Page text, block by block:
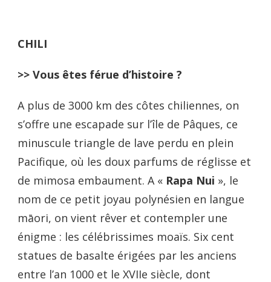
CHILI
>> Vous êtes férue d’histoire ?
A plus de 3000 km des côtes chiliennes, on
s’offre une escapade sur l’île de Pâques, ce
minuscule triangle de lave perdu en plein
Pacifique, où les doux parfums de réglisse et
de mimosa embaument. A « Rapa Nui », le
nom de ce petit joyau polynésien en langue
māori, on vient rêver et contempler une
énigme : les célébrissimes moaïs. Six cent
statues de basalte érigées par les anciens
entre l’an 1000 et le XVIIe siècle, dont